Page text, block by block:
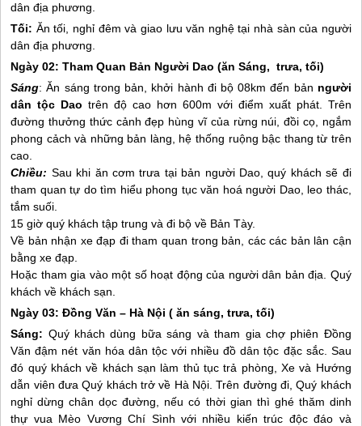
dân địa phương.
Tối: Ăn tối, nghỉ đêm và giao lưu văn nghệ tại nhà sàn của người
dân địa phương.
Ngày 02: Tham Quan Bản Người Dao (ăn Sáng, trưa, tối)
Sáng: Ăn sáng trong bản, khởi hành đi bộ 08km đến bản người
dân tộc Dao trên độ cao hơn 600m với điểm xuất phát. Trên
đường thưởng thức cảnh đẹp hùng vĩ của rừng núi, đồi cọ, ngắm
phong cảch và những bản làng, hệ thống ruộng bậc thang từ trên
cao.
Chiều: Sau khi ăn cơm trưa tại bản người Dao, quý khách sẽ đi
tham quan tự do tìm hiểu phong tục văn hoá người Dao, leo thác,
tắm suối.
15 giờ quý khách tập trung và đi bộ về Bản Tày.
Về bản nhận xe đạp đi tham quan trong bản, các các bản lân cận
bằng xe đạp.
Hoặc tham gia vào một số hoạt động của người dân bản địa. Quý
khách về khách sạn.
Ngày 03: Đồng Văn – Hà Nội ( ăn sáng, trưa, tối)
Sáng: Quý khách dùng bữa sáng và tham gia chợ phiên Đồng
Văn đậm nét văn hóa dân tộc với nhiều đồ dân tộc đặc sắc. Sau
đó quý khách về khách sạn làm thủ tục trả phòng, Xe và Hướng
dẫn viên đưa Quý khách trở về Hà Nội. Trên đường đi, Quý khách
nghỉ dừng chân dọc đường, nếu có thời gian thì ghé thăm dinh
thự vua Mèo Vương Chí Sình với nhiều kiến trúc độc đáo và